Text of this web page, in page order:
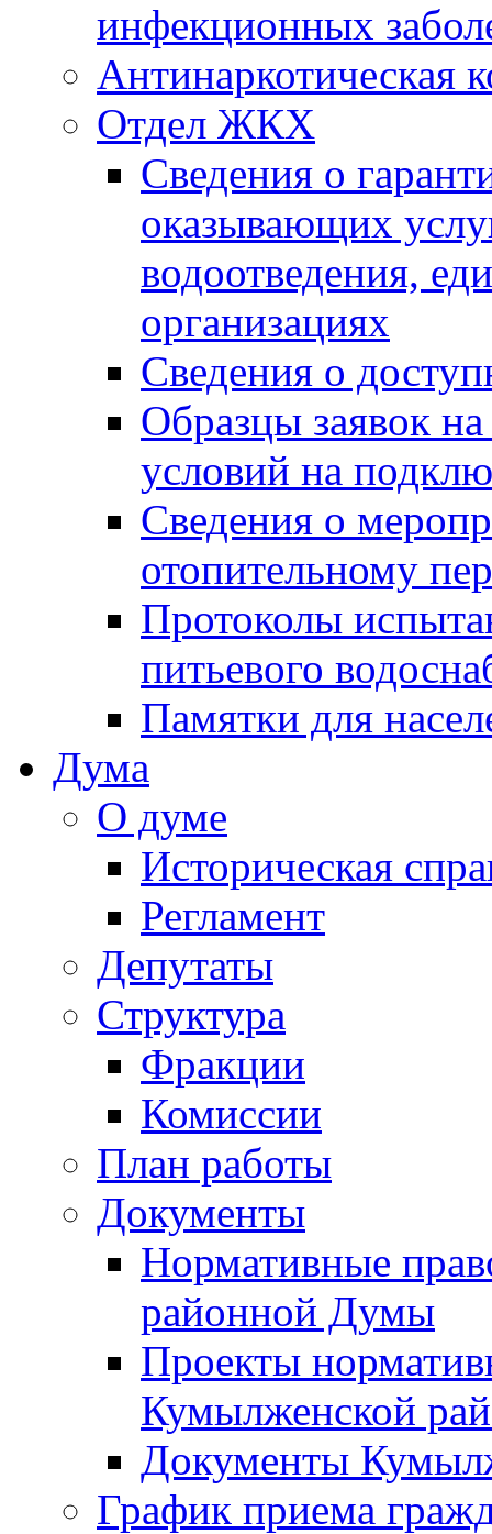
инфекционных
Антинаркотическая
Отдел ЖКХ
Сведения о
оказывающих
водоотведения,
организациях
Сведения о
Образцы заявок
условий на
Сведения о
отопительному
Протоколы
питьевого
Памятки для
Дума
О думе
Историческая
Регламент
Депутаты
Структура
Фракции
Комиссии
План работы
Документы
Нормативные
районной Думы
Проекты
Кумылженской
Документы
График приема